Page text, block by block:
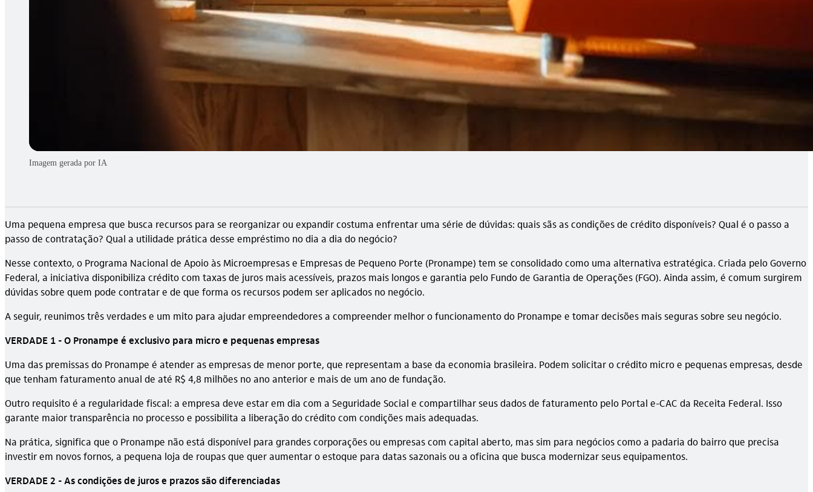
Imagem gerada por IA
Uma pequena empresa que busca recursos para se reorganizar ou expandir costuma enfrentar uma série de dúvidas: quais sãs as condições de crédito disponíveis? Qual é o passo a
passo de contratação? Qual a utilidade prática desse empréstimo no dia a dia do negócio?
Nesse contexto, o Programa Nacional de Apoio às Microempresas e Empresas de Pequeno Porte (Pronampe) tem se consolidado como uma alternativa estratégica. Criada pelo Governo
Federal, a iniciativa disponibiliza crédito com taxas de juros mais acessíveis, prazos mais longos e garantia pelo Fundo de Garantia de Operações (FGO). Ainda assim, é comum surgirem
dúvidas sobre quem pode contratar e de que forma os recursos podem ser aplicados no negócio.
A seguir, reunimos três verdades e um mito para ajudar empreendedores a compreender melhor o funcionamento do Pronampe e tomar decisões mais seguras sobre seu negócio.
VERDADE 1 - O Pronampe é exclusivo para micro e pequenas empresas
Uma das premissas do Pronampe é atender as empresas de menor porte, que representam a base da economia brasileira. Podem solicitar o crédito micro e pequenas empresas, desde
que tenham faturamento anual de até R$ 4,8 milhões no ano anterior e mais de um ano de fundação.
Outro requisito é a regularidade fiscal: a empresa deve estar em dia com a Seguridade Social e compartilhar seus dados de faturamento pelo Portal e-CAC da Receita Federal. Isso
garante maior transparência no processo e possibilita a liberação do crédito com condições mais adequadas.
Na prática, significa que o Pronampe não está disponível para grandes corporações ou empresas com capital aberto, mas sim para negócios como a padaria do bairro que precisa
investir em novos fornos, a pequena loja de roupas que quer aumentar o estoque para datas sazonais ou a oficina que busca modernizar seus equipamentos.
VERDADE 2 - As condições de juros e prazos são diferenciadas